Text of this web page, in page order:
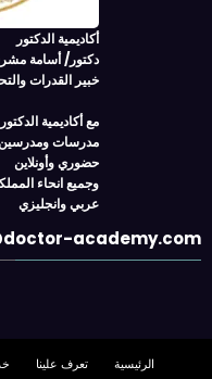
أكاديمية الدكتور
دكتور/ أسامة
خبير القدرات
مع أكاديمية
مدرسات
حضوري وأونلاين
وجميع انحاء
عربي وانجليزي
academy.com
الرئيسية تعرف علينا